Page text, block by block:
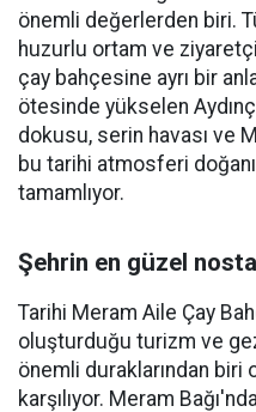
önemli değerlerden biri.
huzurlu ortam ve
çay bahçesine ayrı bir
ötesinde yükselen
dokusu, serin havası ve
bu tarihi atmosferi
tamamlıyor.
Şehrin en güzel
Tarihi Meram Aile Çay
oluşturduğu turizm ve
önemli duraklarından biri
karşılıyor. Meram